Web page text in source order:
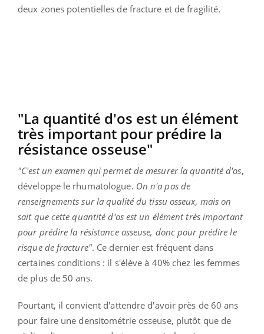
deux zones potentielles de fracture et de fragilité.
"La quantité d'os est un élément
très important pour prédire la
résistance osseuse"
"C'est un examen qui permet de mesurer la quantité d'os,
développe le rhumatologue. On n'a pas de
renseignements sur la qualité du tissu osseux, mais on
sait que cette quantité d'os est un élément très important
pour prédire la résistance osseuse, donc pour prédire le
risque de fracture". Ce dernier est fréquent dans
certaines conditions : il s'élève à 40% chez les femmes
de plus de 50 ans.
Pourtant, il convient d'attendre d'avoir près de 60 ans
pour faire une densitométrie osseuse, plutôt que de